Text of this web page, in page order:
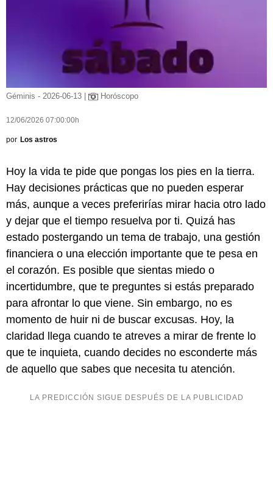
Géminis - 2026-06-13 | Horóscopo
12/06/2026 07:00:00h
por Los astros
Hoy la vida te pide que pongas los pies en la tierra.
Hay decisiones prácticas que no pueden esperar
más, aunque a veces preferirías mirar hacia otro lado
y dejar que el tiempo resuelva por ti. Quizá has
estado postergando un tema de trabajo, una gestión
financiera o una elección importante que te pesa en
el corazón. Es posible que sientas miedo o
incertidumbre, que te preguntes si estás preparado
para afrontar lo que viene. Sin embargo, no es
momento de huir ni de buscar excusas. Hoy, la
claridad llega cuando te atreves a mirar de frente lo
que te inquieta, cuando decides no esconderte más
de aquello que sabes que necesita tu atención.